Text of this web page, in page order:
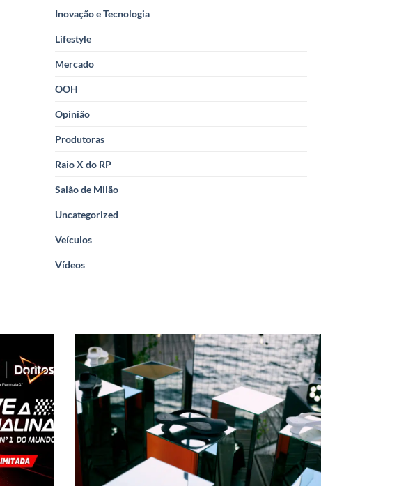
Inovação e Tecnologia
Lifestyle
Mercado
OOH
Opinião
Produtoras
Raio X do RP
Salão de Milão
Uncategorized
Veículos
Vídeos